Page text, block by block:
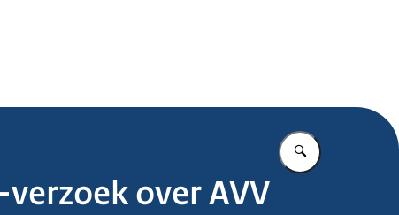
Vul in wat u
over AVV